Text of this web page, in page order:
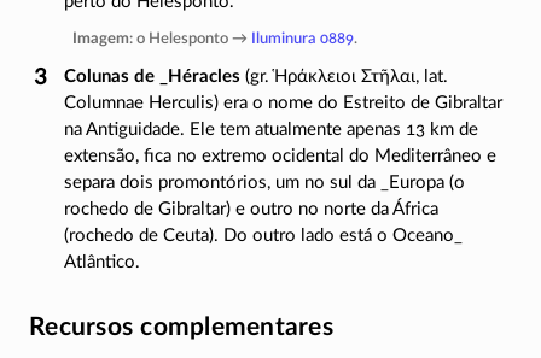
Imagem: o Helesponto → Iluminura 0889.
Colunas de _Héracles (gr.Ἡράκλειοι Στῆλαι, lat.
Columnae Herculis) era o nome do Estreito de Gibraltar
na Antiguidade. Ele tem atualmente apenas 13 km de
extensão, fica no extremo ocidental do Mediterrâneo e
separa dois promontórios, um no sul da _Europa (o
rochedo de Gibraltar) e outro no norte da África
(rochedo de Ceuta). Do outro lado está o Oceano_
Atlântico.
Recursos complementares